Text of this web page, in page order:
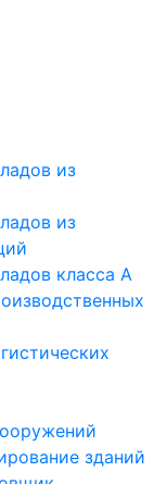
из
из
класса А
зданий